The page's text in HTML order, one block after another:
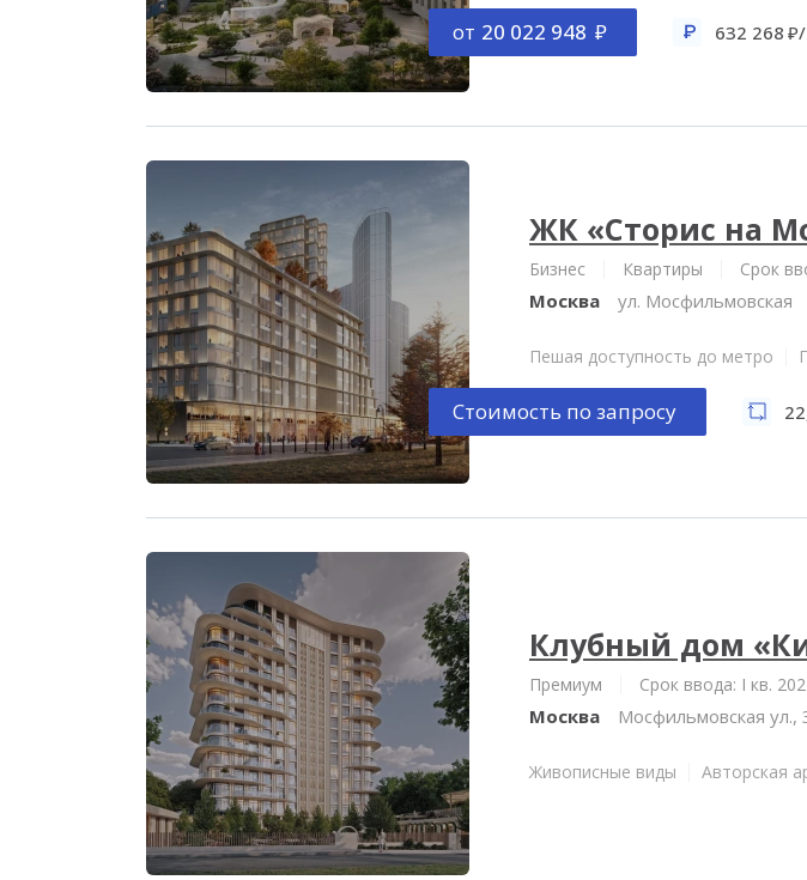
от 20 022 948 632 268
ЖК «Сторис на
Бизнес Квартиры Срок
Москва ул. Мосфильмовская
Пешая доступность до метро
Стоимость по запросу
Клубный дом
Премиум Срок ввода: I кв.
Москва Мосфильмовская ул.,
Живописные виды Авторская